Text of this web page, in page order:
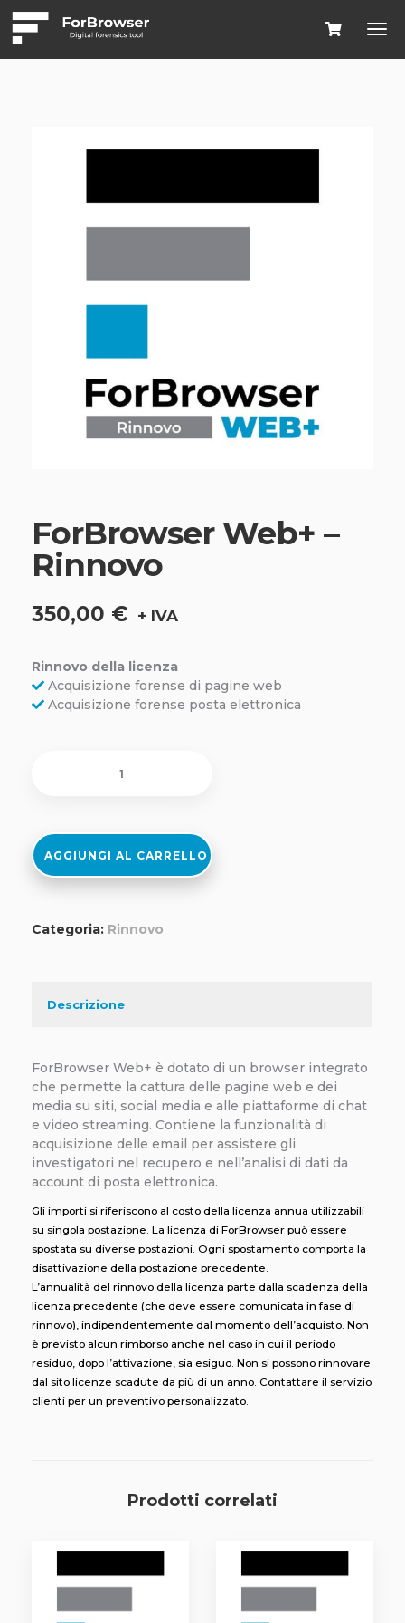
ForBrowser Web+ –
Rinnovo
350,00 €
Rinnovo della licenza
Acquisizione forense di pagine web
Acquisizione forense posta elettronica
quantità
AGGIUNGI AL CARRELLO
Categoria: Rinnovo
Descrizione
ForBrowser Web+ è dotato di un browser integrato
che permette la cattura delle pagine web e dei
media su siti, social media e alle piattaforme di chat
e video streaming. Contiene la funzionalità di
acquisizione delle email per assistere gli
investigatori nel recupero e nell’analisi di dati da
account di posta elettronica.
Gli importi si riferiscono al costo della licenza annua utilizzabili
su singola postazione. La licenza di ForBrowser può essere
spostata su diverse postazioni. Ogni spostamento comporta la
disattivazione della postazione precedente.
L’annualità del rinnovo della licenza parte dalla scadenza della
licenza precedente (che deve essere comunicata in fase di
rinnovo), indipendentemente dal momento dell’acquisto. Non
è previsto alcun rimborso anche nel caso in cui il periodo
residuo, dopo l’attivazione, sia esiguo. Non si possono rinnovare
dal sito licenze scadute da più di un anno. Contattare il servizio
clienti per un preventivo personalizzato.
Prodotti correlati